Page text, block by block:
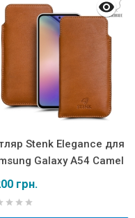
Stenk Elegance для
Galaxy A54 Camel
грн.